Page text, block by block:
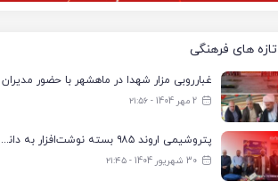
تازه های فرهنگی
2 مهر 1404 - ۲۱:۵۶
پتروشیمی اروند ۹۸۵ بسته نوشت‌افزار به دانش‌آموزان تحت پوشش کمیته امداد بندرماهشهر اهدا کرد
30 شهریور 1404 - ۲۱:۴۵